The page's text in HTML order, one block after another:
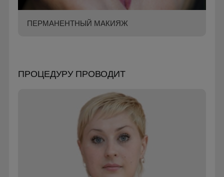
ПЕРМАНЕНТНЫЙ МАКИЯЖ
ПРОЦЕДУРУ ПРОВОДИТ